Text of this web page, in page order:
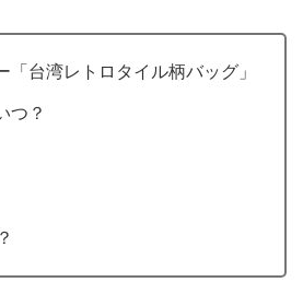
「台湾レトロタイル柄バッグ」
つ？